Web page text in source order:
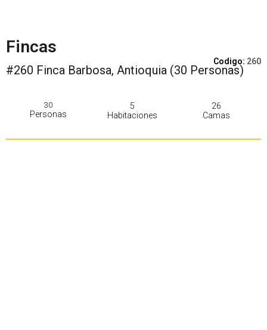
Fincas
Codigo: 260
#260 Finca Barbosa, Antioquia (30 Personas)
30
Personas
5
Habitaciones
26
Camas